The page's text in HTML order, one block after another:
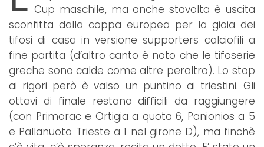
Cup maschile, ma anche stavolta è uscita
sconfitta dalla coppa europea per la gioia dei
tifosi di casa in versione supporters calciofili a
fine partita (d’altro canto è noto che le tifoserie
greche sono calde come altre peraltro). Lo stop
ai rigori però è valso un puntino ai triestini. Gli
ottavi di finale restano difficili da raggiungere
(con Primorac e Ortigia a quota 6, Panionios a 5
e Pallanuoto Trieste a 1 nel girone D), ma finchè